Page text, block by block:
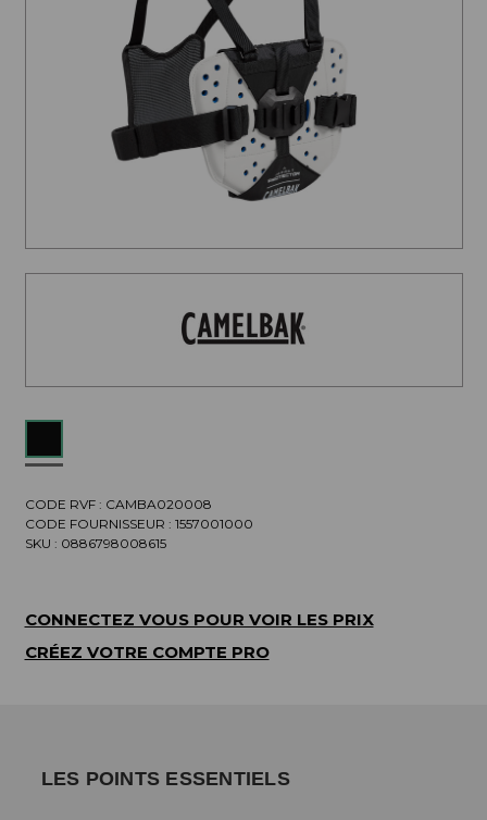
CODE RVF : CAMBA020008
CODE FOURNISSEUR : 1557001000
SKU : 0886798008615
CONNECTEZ VOUS POUR VOIR LES PRIX
CRÉEZ VOTRE COMPTE PRO
LES POINTS ESSENTIELS